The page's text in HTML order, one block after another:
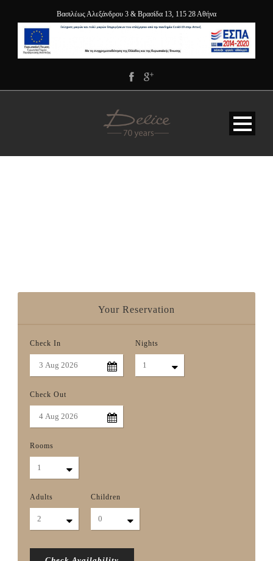
Βασιλέως Αλεξάνδρου 3 & Βρασίδα 13, 115 28 Αθήνα
Your Reservation
Check In Nights
Check Out
Rooms
Adults Children